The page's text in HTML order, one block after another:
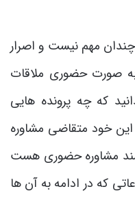
مهم نیست و اصرار
صورت حضوری ملاقات
که چه پرونده‌ هایی
این خود متقاضی مشاوره
مشاوره حضوری هست
که در ادامه به آن ها